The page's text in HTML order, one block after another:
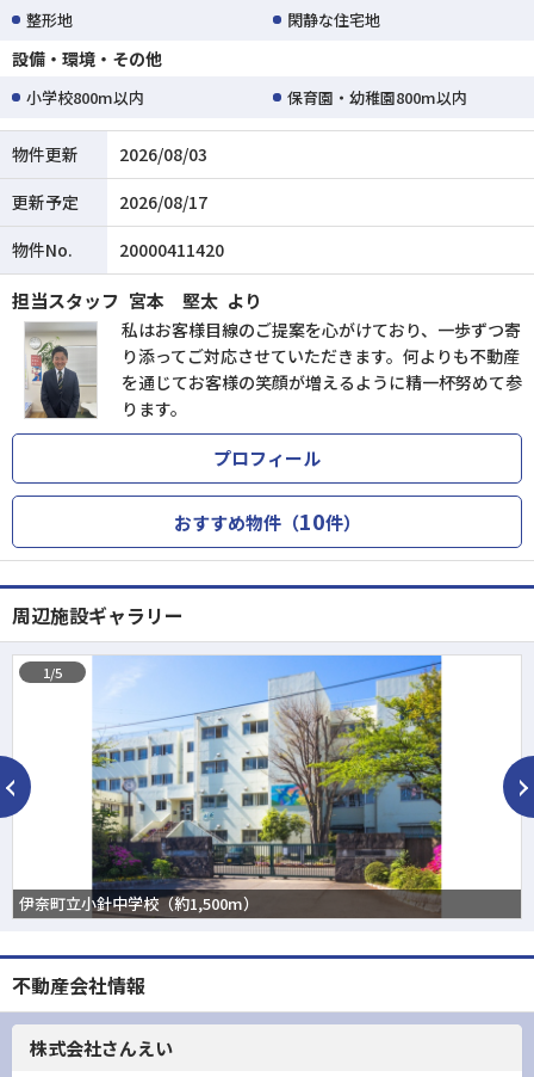
整形地 閑静な住宅地
設備・環境・その他
小学校800m以内 保育園・幼稚園800m以内
物件更新
2026/08/03
更新予定
2026/08/17
物件No.
20000411420
担当スタッフ 宮本 堅太 より
私はお客様目線のご提案を心がけており、一歩ずつ寄
り添ってご対応させていただきます。何よりも不動産
を通じてお客様の笑顔が増えるように精一杯努めて参
ります。
プロフィール
おすすめ物件（10件）
周辺施設ギャラリー
伊奈町立小針中学校（約1,500m）
1/5
不動産会社情報
株式会社さんえい